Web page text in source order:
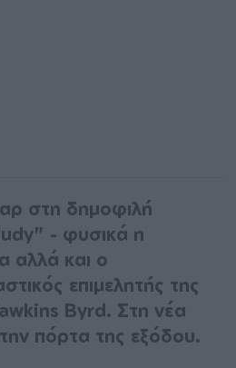
στη δημοφιλή
- φυσικά η
αλλά και ο
επιμελητής της
Byrd. Στη νέα
πόρτα της εξόδου.